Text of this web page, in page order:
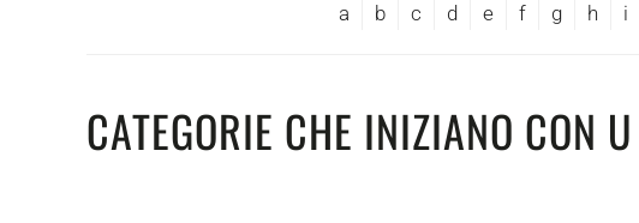
a b c d e f g h i
CATEGORIE CHE INIZIANO CON U